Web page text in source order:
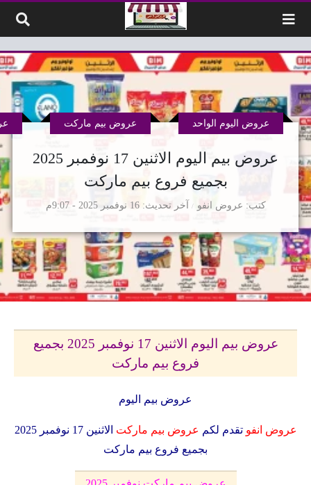
عروض بيم اليوم الاثنين 17 نوفمبر 2025
بجميع فروع بيم ماركت
كتب عروض انفو
عروض اليوم الواحد عروض بيم ماركت
آخر تحديث 16 نوفمبر 2025 - 9:07م
عروض بيم اليوم الاثنين 17 نوفمبر 2025 بجميع
فروع بيم ماركت
عروض بيم اليوم
عروض انفو تقدم لكم عروض بيم ماركت
الاثنين 17 نوفمبر 2025
بجميع فروع بيم ماركت